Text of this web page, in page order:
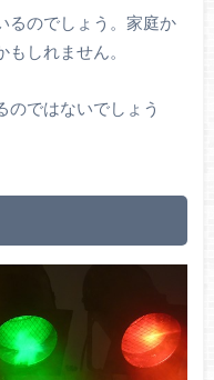
るのでしょう。家庭か
しれません。
のではないでしょう